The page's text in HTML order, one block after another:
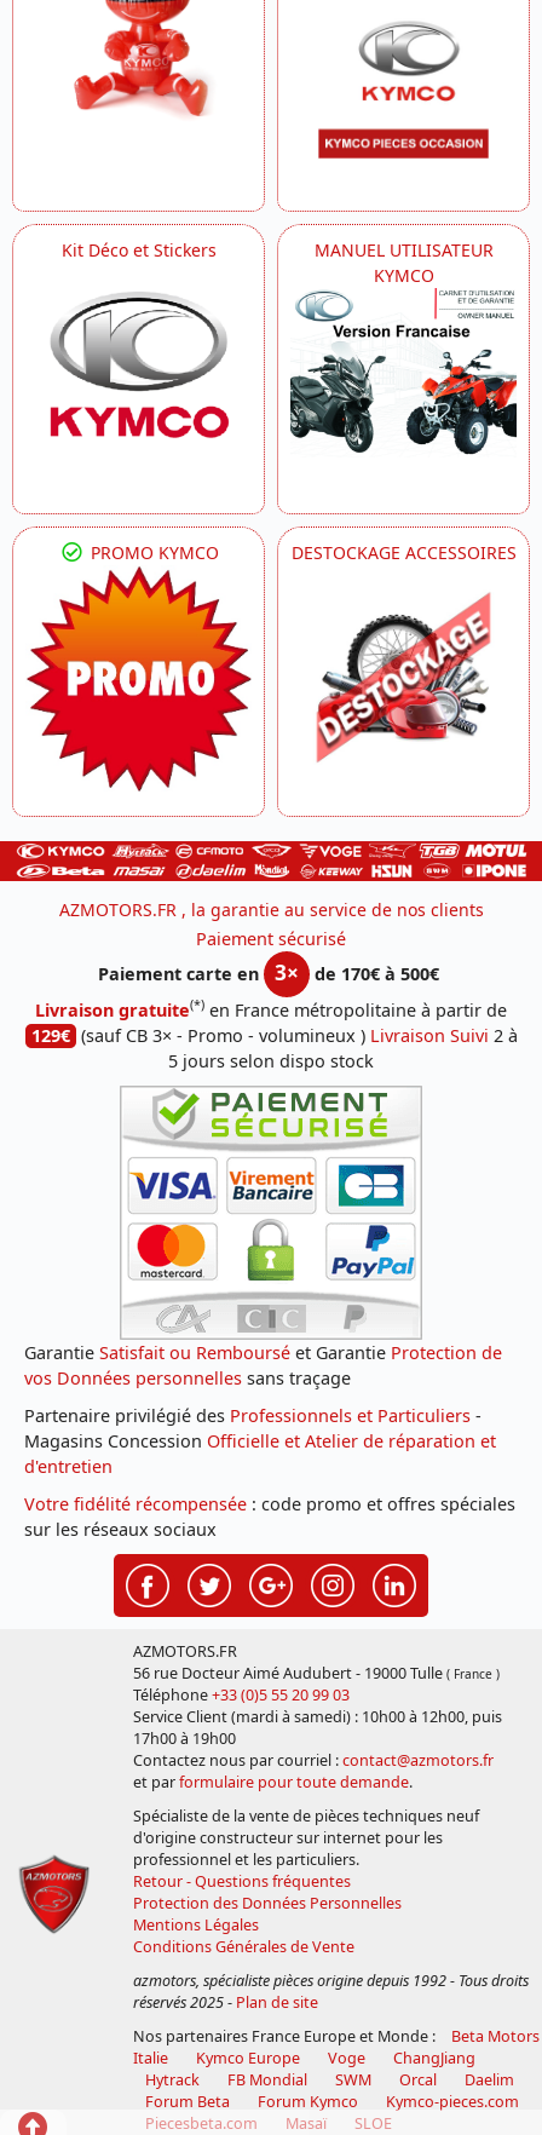
Kit Déco et Stickers
MANUEL UTILISATEUR
KYMCO
PROMO KYMCO DESTOCKAGE ACCESSOIRES
AZMOTORS.FR , la garantie au service de nos clients
Paiement sécurisé
Paiement carte en
3×
de 170€ à 500€
Livraison gratuite(*) en France métropolitaine à partir de
129€ (sauf CB 3× - Promo - volumineux ) Livraison Suivi 2 à
5 jours selon dispo stock
Garantie Satisfait ou Remboursé et Garantie Protection de
vos Données personnelles sans traçage
Partenaire privilégié des Professionnels et Particuliers -
Magasins Concession Officielle et Atelier de réparation et
d'entretien
Votre fidélité récompensée : code promo et offres spéciales
sur les réseaux sociaux
AZMOTORS.FR
56 rue Docteur Aimé Audubert - 19000 Tulle ( France )
Téléphone+33 (0)5 55 20 99 03
Service Client (mardi à samedi) : 10h00 à 12h00, puis
17h00 à 19h00
Contactez nous par courriel :contact@azmotors.fr
et parformulaire pour toute demande.
Spécialiste de la vente de pièces techniques neuf
d'origine constructeur sur internet pour les
professionnel et les particuliers.
Retour - Questions fréquentes
Protection des Données Personnelles
Mentions Légales
Conditions Générales de Vente
azmotors, spécialiste pièces origine depuis 1992 - Tous droits
réservés 2025- Plan de site
Nos partenaires France Europe et Monde :
Beta Motors
Italie
Kymco Europe Voge
ChangJiang
Hytrack
FB Mondial SWM Orcal
Daelim
Forum Beta
Forum Kymco
Kymco-pieces.com
Piecesbeta.com
Masaï SLOE
Retour